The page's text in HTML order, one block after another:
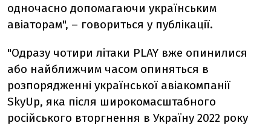
одночасно допомагаючи українським
авіаторам", – говориться у публікації.
"Одразу чотири літаки PLAY вже опинилися
або найближчим часом опиняться в
розпорядженні української авіакомпанії
SkyUp, яка після широкомасштабного
російського вторгнення в Україну 2022 року